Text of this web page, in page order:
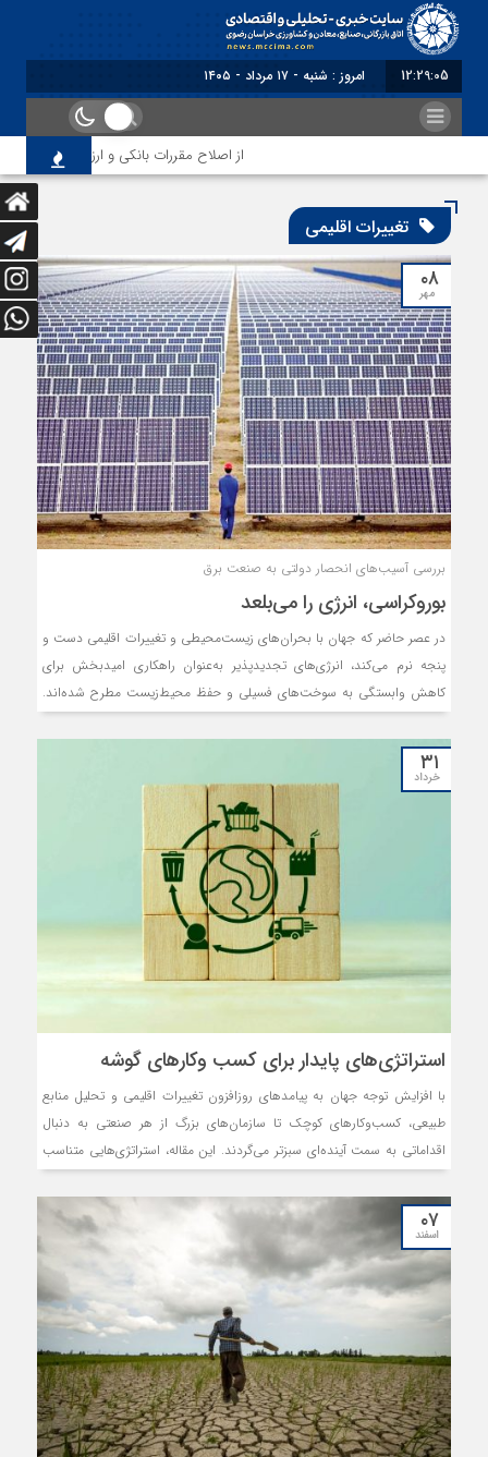
12:29:06 برابر با : Saturday - 8 August - 2026
از اصلاح مقررات بانکی و ارزی تا تقویت پیوند
تغییرات اقلیمی
۰۸
مهر
بررسی آسیب‏‏‌های انحصار دولتی به صنعت برق
بوروکراسی، انرژی را می‏‏‌بلعد
در عصر حاضر که جهان با بحران‌های زیست‏‏‌محیطی و تغییرات اقلیمی دست و
پنجه نرم می‌کند، انرژی‏‏‌های تجدیدپذیر به‌عنوان راهکاری امیدبخش برای
کاهش وابستگی به سوخت‏‏‌های فسیلی و حفظ محیط‌زیست مطرح شده‏‏‌اند.
به سمت این منابع پاک انرژی قرار گرفته است. با این حال، چالش‏‏‌های
متعددی پیش‌روی این مسیر قرار دارد که نیازمند توجه جدی و برنامه‏‏‌ریزی
۳۱
خرداد
استراتژی‌‌‌های پایدار برای کسب وکارهای گوشه‌‌‌
با افزایش توجه جهان به پیامدهای روزافزون تغییرات اقلیمی و تحلیل منابع
طبیعی، کسب‌وکارهای کوچک تا سازمان‌های بزرگ از هر صنعتی به دنبال
اقداماتی به سمت آینده‌‌‌ای سبزتر می‌‌‌گردند. این مقاله، استراتژی‌‌‌هایی متناسب
اولویت‌‌‌ها یا یک هویت منحصر به فرد شناخته می‌شود) ارائه می‌‌‌کند که از آنها
کسب‌وکارهایی سبزتر و نوآورتر می‌‌‌سازد.
۰۷
اسفند